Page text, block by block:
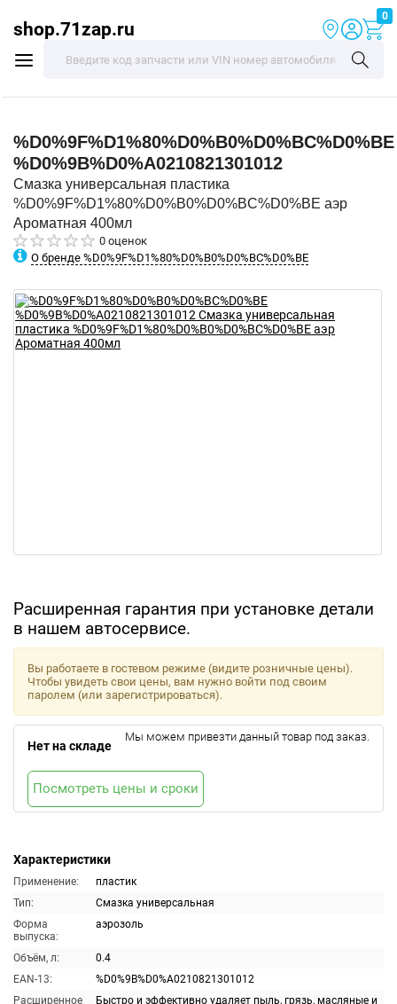
shop.71zap.ru
0
%D0%9F%D1%80%D0%B0%D0%BC%D0%BE
%D0%9B%D0%A0210821301012
Смазка универсальная пластика
%D0%9F%D1%80%D0%B0%D0%BC%D0%BE аэр
Ароматная 400мл
0 оценок
О бренде %D0%9F%D1%80%D0%B0%D0%BC%D0%BE
Расширенная гарантия при установке детали
в нашем автосервисе.
Характеристики
Применение:
пластик
Тип:
Смазка универсальная
Форма
выпуска:
аэрозоль
Объём, л:
0.4
EAN-13:
%D0%9B%D0%A0210821301012
Расширенное
Быстро и эффективно удаляет пыль, грязь, масляные и
Вы работаете в гостевом режиме (видите розничные цены).
Чтобы увидеть свои цены, вам нужно войти под своим
паролем (или зарегистрироваться).
Нет на складе
Мы можем привезти данный товар под заказ.
Посмотреть цены и сроки